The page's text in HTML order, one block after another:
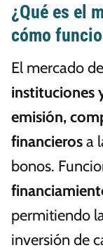
¿Qué es el
cómo
El mercado
instituciones
emisión,
financierosa
bonos.
permitiendo
inversión de